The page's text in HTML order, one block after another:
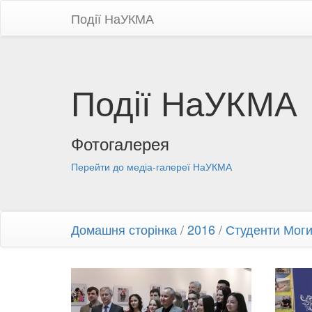
Події НаУКМА
Події НаУКМА
Фотогалерея
Перейти до медіа-галереї НаУКМА
Домашня сторінка /2016/ Студенти